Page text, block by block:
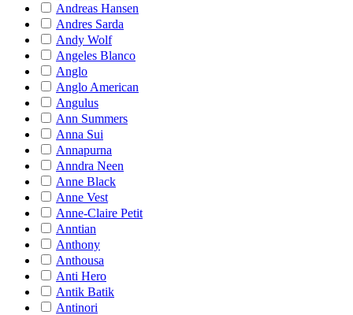
Andreas Hansen
Andres Sarda
Andy Wolf
Angeles Blanco
Anglo
Anglo American
Angulus
Ann Summers
Anna Sui
Annapurna
Anndra Neen
Anne Black
Anne Vest
Anne-Claire Petit
Anntian
Anthony
Anthousa
Anti Hero
Antik Batik
Antinori